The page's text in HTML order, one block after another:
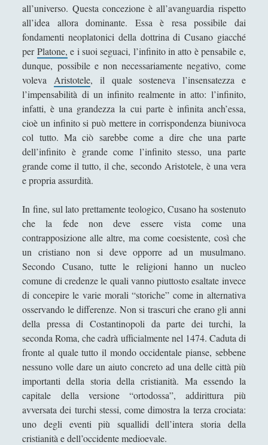
Storie del Novecento - Il mondo diviso tra destra
e sinistra
Studiare filosofia all'Università?
Un gioco editoriale di Jean-Paul Sartre: la finzione
filologica de ‘La Nausea’
Un tappeto volante alla stireria del respiro, se il
ventaglio rinfresca di sciami
Un velo, occhi, mento, un vestito, mani, vivi in
eterno per virtù della croce della sezione aurea,
tutto questo è la Gioconda di Leonardo
Una "sete di successo" per il piccione... lavatore
dell'idealismo
"sbuffa" dall'oro / The train of a snail which "puffs"
from the gold
VENERE IN CORNICE - La colonna si gonfia
d'acqua al tempo d'una fontana volante / The
column swells with water at the time of a flying
fountain
VENERE IN CORNICE - Le bollicine viola sulla pelle
d'un atomo che fa danzare la sera / The violet
bubbles on the skin of an atom which allows the
evening to dance
[Recensione] Antonio Rinaldis - Nuove lezioni di
filosofia. I temi fondamentali del pensiero umano
(Diarkos, 2025)
all’universo. Questa concezione è all’avanguardia rispetto
all’idea allora dominante. Essa è resa possibile dai
fondamenti neoplatonici della dottrina di Cusano giacché
perPlatone, e i suoi seguaci, l’infinito in atto è pensabile e,
dunque, possibile e non necessariamente negativo, come
voleva Aristotele, il quale sosteneva l’insensatezza e
l’impensabilità di un infinito realmente in atto: l’infinito,
infatti, è una grandezza la cui parte è infinita anch’essa,
cioè un infinito si può mettere in corrispondenza biunivoca
col tutto. Ma ciò sarebbe come a dire che una parte
dell’infinito è grande come l’infinito stesso, una parte
grande come il tutto, il che, secondo Aristotele, è una vera
e propria assurdità.
In fine, sul lato prettamente teologico, Cusano ha sostenuto
che la fede non deve essere vista come una
contrapposizione alle altre, ma come coesistente, così che
un cristiano non si deve opporre ad un musulmano.
Secondo Cusano, tutte le religioni hanno un nucleo
comune di credenze le quali vanno piuttosto esaltate invece
di concepire le varie morali “storiche” come in alternativa
osservando le differenze. Non si trascuri che erano gli anni
della pressa di Costantinopoli da parte dei turchi, la
seconda Roma, che cadrà ufficialmente nel 1474. Caduta di
fronte al quale tutto il mondo occidentale pianse, sebbene
nessuno volle dare un aiuto concreto ad una delle città più
importanti della storia della cristianità. Ma essendo la
capitale della versione “ortodossa”, addirittura più
avversata dei turchi stessi, come dimostra la terza crociata:
uno degli eventi più squallidi dell’intera storia della
cristianità e dell’occidente medioevale.